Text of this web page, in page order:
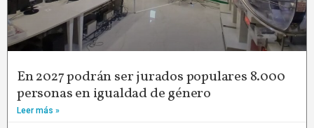
En 2027 podrán ser jurados populares 8.000
personas en igualdad de género
Leer más »